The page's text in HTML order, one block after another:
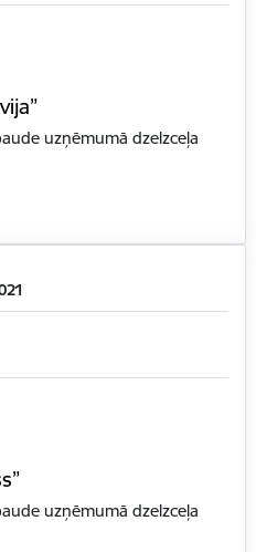
uzņēmumā dzelzceļa
uzņēmumā dzelzceļa